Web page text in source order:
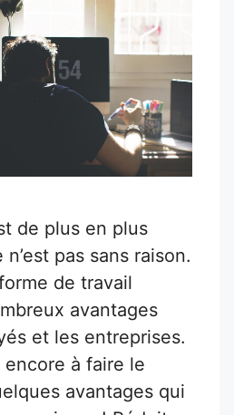
de plus en plus
pas sans raison.
de travail
avantages
et les entreprises.
à faire le
avantages qui